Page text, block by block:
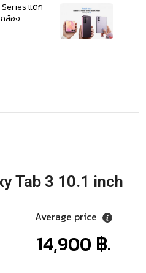
แตก
ล้อง
Tab 3 10.1 inch
Average price
14,900 ฿.